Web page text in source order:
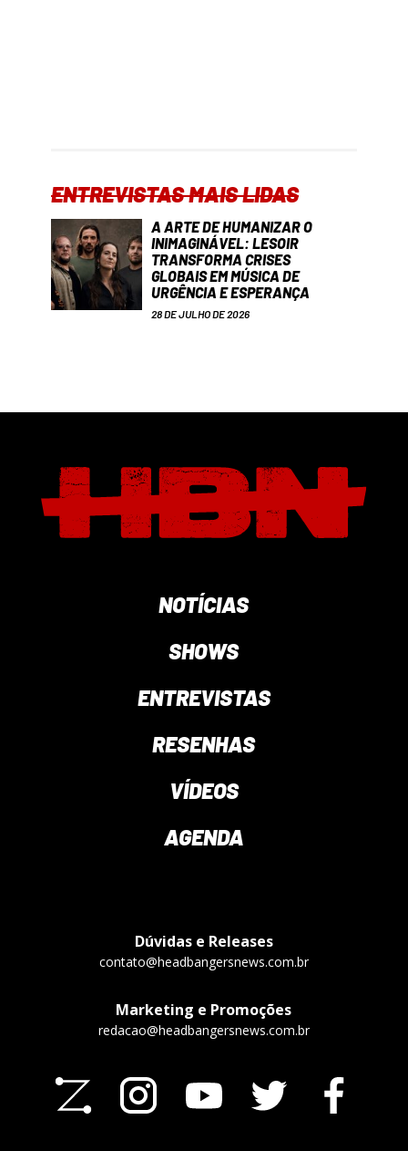
ENTREVISTAS MAIS LIDAS
A ARTE DE HUMANIZAR O
INIMAGINÁVEL: LESOIR
TRANSFORMA CRISES
GLOBAIS EM MÚSICA DE
URGÊNCIA E ESPERANÇA
28 DE JULHO DE 2026
NOTÍCIAS
SHOWS
ENTREVISTAS
RESENHAS
VÍDEOS
AGENDA
Dúvidas e Releases
contato@headbangersnews.com.br
Marketing e Promoções
redacao@headbangersnews.com.br